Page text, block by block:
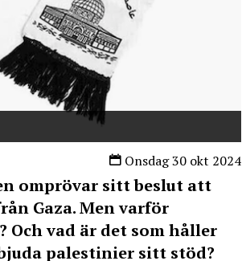
Onsdag 30 okt 2024
omprövar sitt beslut att
Gaza. Men varför
Och vad är det som håller
palestinier sitt stöd?